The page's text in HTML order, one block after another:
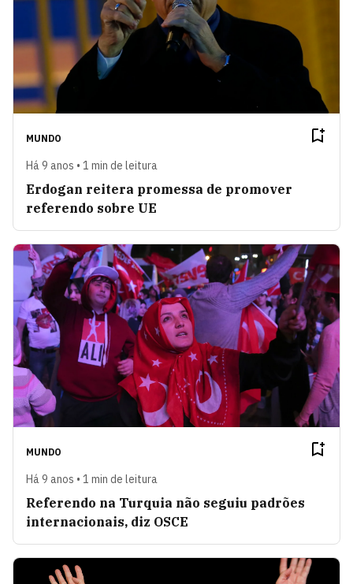
MUNDO
Há 9 anos • 1 min de leitura
Erdogan reitera promessa de promover
referendo sobre UE
MUNDO
Há 9 anos • 1 min de leitura
Referendo na Turquia não seguiu padrões
internacionais, diz OSCE